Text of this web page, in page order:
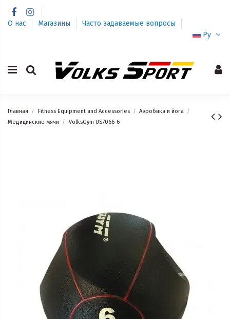
О нас Магазины
Часто задаваемые вопросы
Ру
Главная Fitness Equipment and Accessories
Аэробика и йога
Медицинские мячи
VolksGym US7066-6